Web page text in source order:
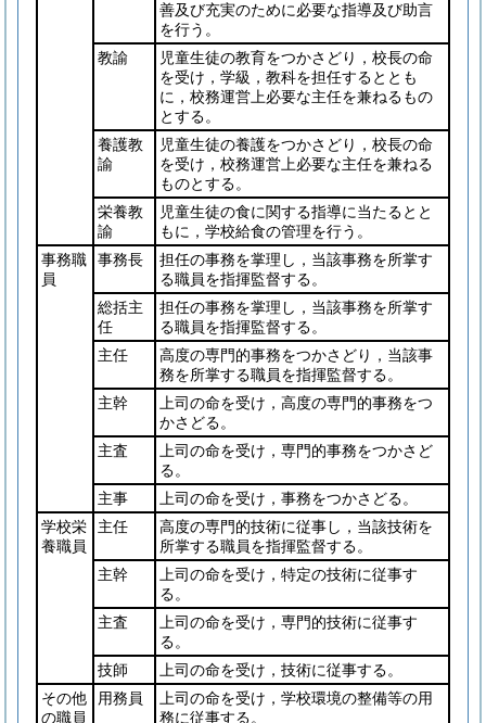
善及び充実のために必要な指導及び助言
を行う。
教諭
児童生徒の教育をつかさどり，校長の命
を受け，学級，教科を担任するととも
に，校務運営上必要な主任を兼ねるもの
とする。
養護教
諭
児童生徒の養護をつかさどり，校長の命
を受け，校務運営上必要な主任を兼ねる
ものとする。
栄養教
諭
児童生徒の食に関する指導に当たるとと
もに，学校給食の管理を行う。
事務職
員
事務長
担任の事務を掌理し，当該事務を所掌す
る職員を指揮監督する。
総括主
任
担任の事務を掌理し，当該事務を所掌す
る職員を指揮監督する。
主任
高度の専門的事務をつかさどり，当該事
務を所掌する職員を指揮監督する。
主幹
上司の命を受け，高度の専門的事務をつ
かさどる。
主査
上司の命を受け，専門的事務をつかさど
る。
主事
上司の命を受け，事務をつかさどる。
学校栄
養職員
主任
高度の専門的技術に従事し，当該技術を
所掌する職員を指揮監督する。
主幹
上司の命を受け，特定の技術に従事す
る。
主査
上司の命を受け，専門的技術に従事す
る。
技師
上司の命を受け，技術に従事する。
その他
の職員
用務員
上司の命を受け，学校環境の整備等の用
務に従事する。